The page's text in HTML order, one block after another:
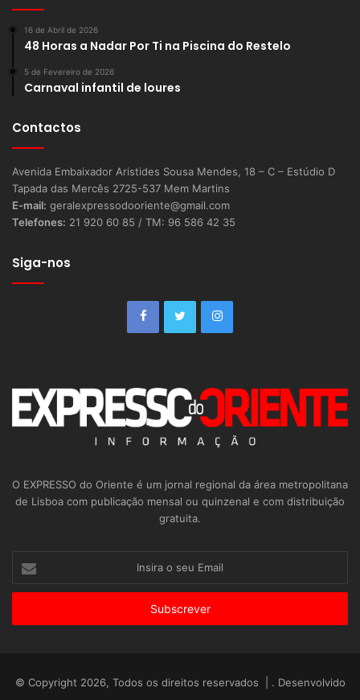
16 de Abril de 2026
48 Horas a Nadar Por Ti na Piscina do Restelo
5 de Fevereiro de 2026
Carnaval infantil de loures
Contactos
Avenida Embaixador Aristides Sousa Mendes, 18 – C – Estúdio D
Tapada das Mercês 2725-537 Mem Martins
E-mail: geralexpressodooriente@gmail.com
Telefones: 21 920 60 85 / TM: 96 586 42 35
Siga-nos
O EXPRESSO do Oriente é um jornal regional da área metropolitana
de Lisboa com publicação mensal ou quinzenal e com distribuição
gratuita.
seu
© Copyright 2026, Todos os direitos reservados | . Desenvolvido